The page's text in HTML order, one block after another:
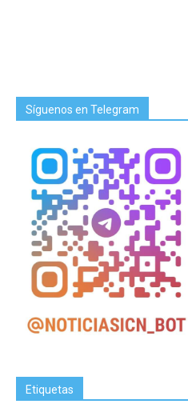
Síguenos en Telegram
Etiquetas